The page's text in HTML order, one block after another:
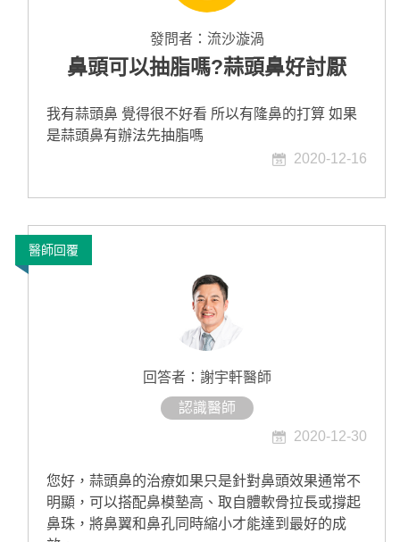
發問者： 流沙漩渦
鼻頭可以抽脂嗎?蒜頭鼻好討厭
我有蒜頭鼻 覺得很不好看 所以有隆鼻的打算 如果
是蒜頭鼻有辦法先抽脂嗎
2020-12-16
醫師回覆
回答者：謝宇軒醫師
認識醫師
2020-12-30
您好，蒜頭鼻的治療如果只是針對鼻頭效果通常不
明顯，可以搭配鼻模墊高、取自體軟骨拉長或撐起
鼻珠，將鼻翼和鼻孔同時縮小才能達到最好的成